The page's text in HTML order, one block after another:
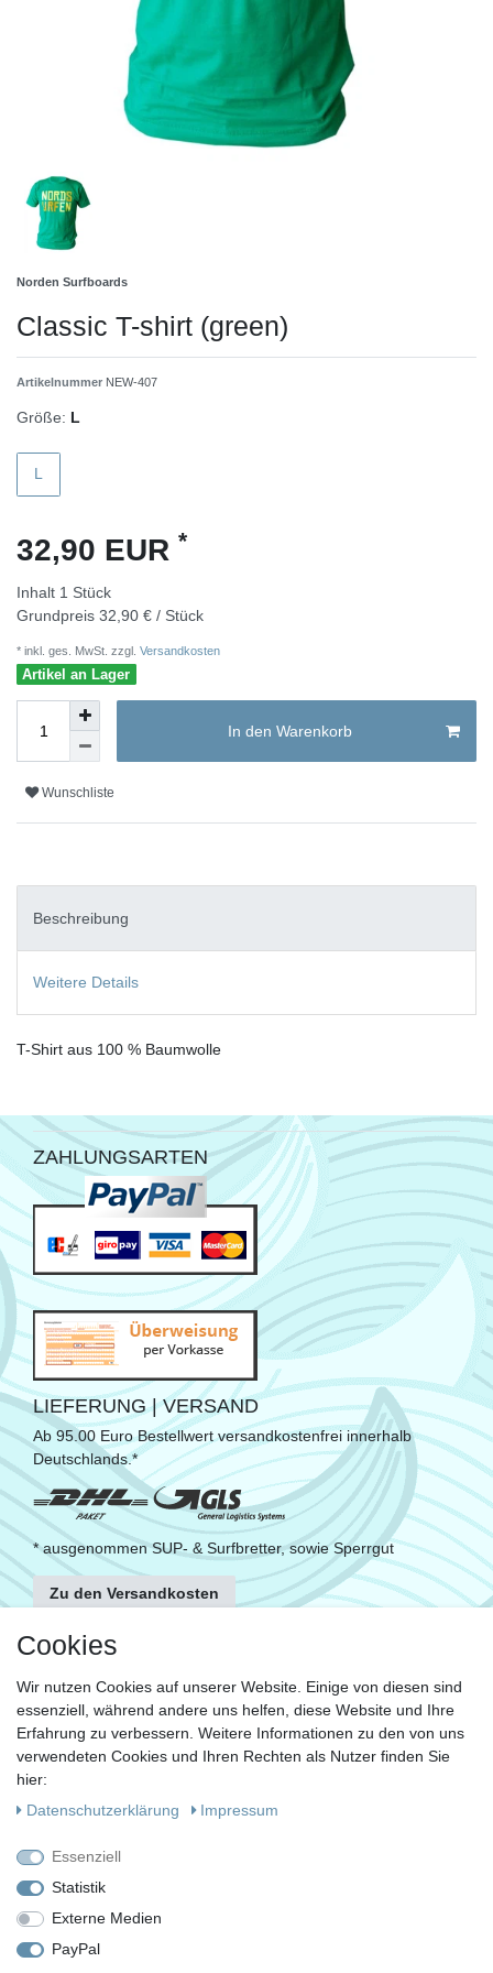
Norden Surfboards
Classic T-shirt (green)
Artikelnummer NEW-407
Größe: L
L
32,90 EUR *
Inhalt 1 Stück
Grundpreis 32,90 € / Stück
* inkl. ges. MwSt. zzgl. Versandkosten
Artikel an Lager
In den Warenkorb
Wunschliste
Beschreibung
Weitere Details
T-Shirt aus 100 % Baumwolle
ZAHLUNGSARTEN
LIEFERUNG | VERSAND
Ab 95.00 Euro Bestellwert versandkostenfrei innerhalb
Deutschlands.*
* ausgenommen SUP- & Surfbretter, sowie Sperrgut
Zu den Versandkosten
FOLGE UNS
KONTAKT
Fragen?
Ruf uns an, mein Team und ich helfen Dir gerne.
oder
Schreib uns eine E-Mail
Cookies
Wir nutzen Cookies auf unserer Website. Einige von diesen sind
essenziell, während andere uns helfen, diese Website und Ihre
Erfahrung zu verbessern. Weitere Informationen zu den von uns
verwendeten Cookies und Ihren Rechten als Nutzer finden Sie
hier:
Daten­schutz­erklärung
Impressum
Essenziell
Statistik
Externe Medien
PayPal